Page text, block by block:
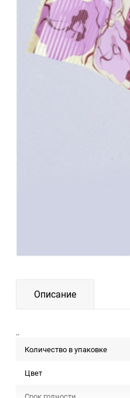
Описание
..
Количество в упаковке
Цвет